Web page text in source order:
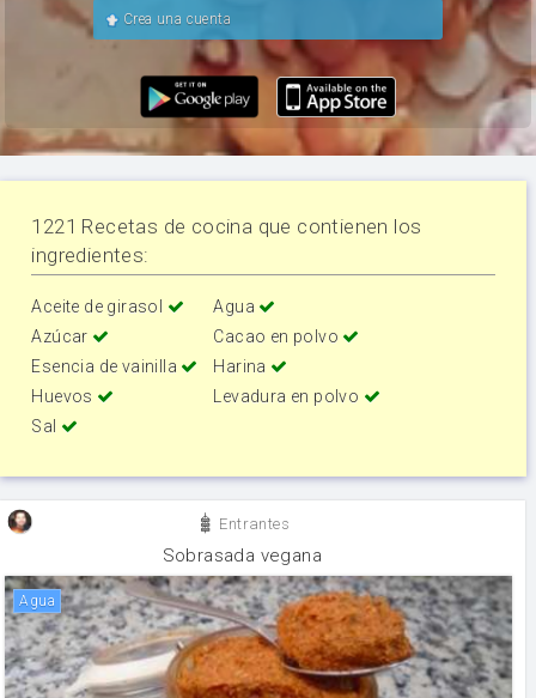
Crea una cuenta
1221 Recetas de cocina que contienen los
ingredientes:
Aceite de girasol
Agua
Azúcar
Cacao en polvo
Esencia de vainilla
Harina
Huevos
Levadura en polvo
Sal
Entrantes
Sobrasada vegana
agua